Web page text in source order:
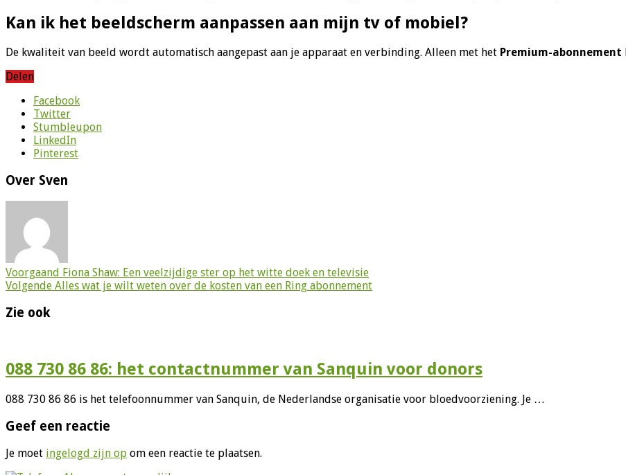
Kan ik het beeldscherm aanpassen aan mijn tv of mobiel?
De kwaliteit van beeld wordt automatisch aangepast aan je apparaat en verbinding. Alleen met het Premium-abonnement
Delen
Facebook
Twitter
Stumbleupon
LinkedIn
Pinterest
Over Sven
Voorgaand Fiona Shaw: Een veelzijdige ster op het witte doek en televisie
Volgende Alles wat je wilt weten over de kosten van een Ring abonnement
Zie ook
088 730 86 86: het contactnummer van Sanquin voor donors
088 730 86 86 is het telefoonnummer van Sanquin, de Nederlandse organisatie voor bloedvoorziening. Je …
Geef een reactie
Je moet ingelogd zijn op om een reactie te plaatsen.